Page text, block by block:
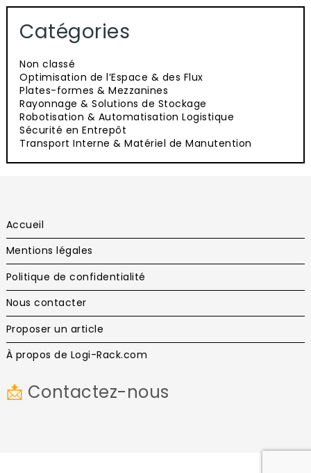
Catégories
Non classé
Optimisation de l’Espace & des Flux
Plates-formes & Mezzanines
Rayonnage & Solutions de Stockage
Robotisation & Automatisation Logistique
Sécurité en Entrepôt
Transport Interne & Matériel de Manutention
Accueil
Mentions légales
Politique de confidentialité
Nous contacter
Proposer un article
À propos de Logi-Rack.com
📩 Contactez-nous